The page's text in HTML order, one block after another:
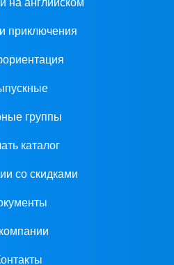
на английском
приключения
группы
каталог
со скидками